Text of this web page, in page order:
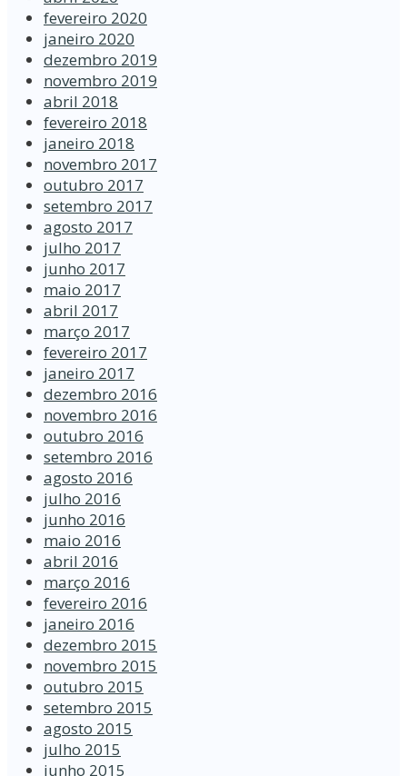
fevereiro 2020
janeiro 2020
dezembro 2019
novembro 2019
abril 2018
fevereiro 2018
janeiro 2018
novembro 2017
outubro 2017
setembro 2017
agosto 2017
julho 2017
junho 2017
maio 2017
abril 2017
março 2017
fevereiro 2017
janeiro 2017
dezembro 2016
novembro 2016
outubro 2016
setembro 2016
agosto 2016
julho 2016
junho 2016
maio 2016
abril 2016
março 2016
fevereiro 2016
janeiro 2016
dezembro 2015
novembro 2015
outubro 2015
setembro 2015
agosto 2015
julho 2015
junho 2015